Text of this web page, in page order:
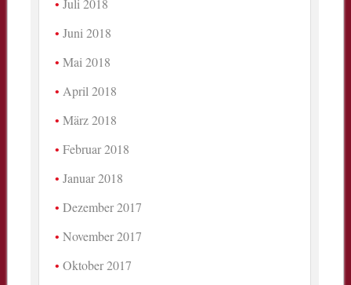
Juli 2018
Juni 2018
Mai 2018
April 2018
März 2018
Februar 2018
Januar 2018
Dezember 2017
November 2017
Oktober 2017